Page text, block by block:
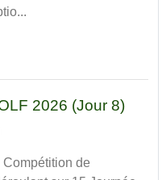
2026 (Jour 8)
Compétition de